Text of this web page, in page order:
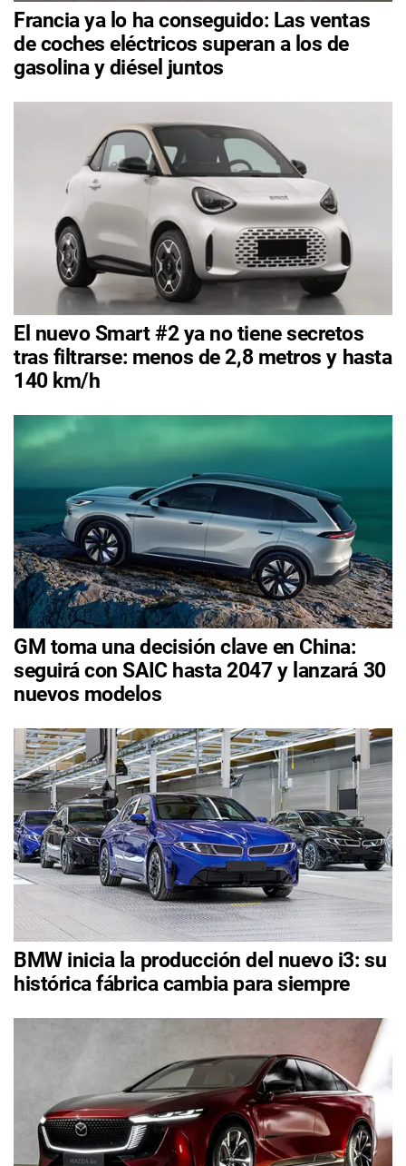
Francia ya lo ha conseguido: Las ventas
de coches eléctricos superan a los de
gasolina y diésel juntos
El nuevo Smart #2 ya no tiene secretos
tras filtrarse: menos de 2,8 metros y hasta
140 km/h
GM toma una decisión clave en China:
seguirá con SAIC hasta 2047 y lanzará 30
nuevos modelos
BMW inicia la producción del nuevo i3: su
histórica fábrica cambia para siempre